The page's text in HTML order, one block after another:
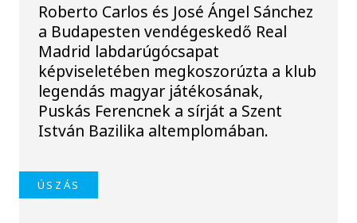
Roberto Carlos és José Ángel Sánchez
a Budapesten vendégeskedő Real
Madrid labdarúgócsapat
képviseletében megkoszorúzta a klub
legendás magyar játékosának,
Puskás Ferencnek a sírját a Szent
István Bazilika altemplomában.
ÚSZÁS